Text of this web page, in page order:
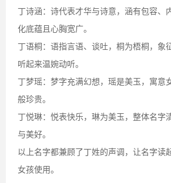
丁诗涵：诗代表才华与诗意，涵有包容、
化底蕴且心胸宽广。
丁语桐：语指言语、谈吐，桐为梧桐，象
听起来温婉动听。
丁梦瑶：梦字充满幻想，瑶是美玉，寓意
般珍贵。
丁悦琳：悦表快乐，琳为美玉，整体名字
与美好。
以上名字都兼顾了丁姓的声调，让名字读
女孩使用。